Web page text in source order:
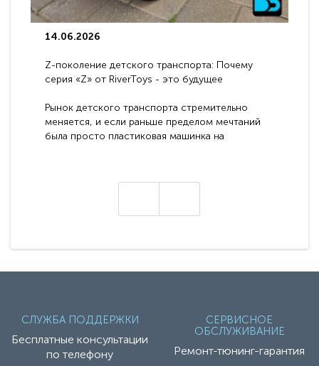
14.06.2026
Z-поколение детского транспорта: Почему
серия «Z» от RiverToys - это будущее
Рынок детского транспорта стремительно
меняется, и если раньше пределом мечтаний
была просто пластиковая машинка на
СЛУЖБА ПОДДЕРЖКИ
Бесплатные консультации
по телефону
СЕРВИСНОЕ
ОБСЛУЖИВАНИЕ
Ремонт-тюнинг-гарантия